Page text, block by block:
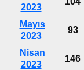
2023
Mayıs
2023
93
Nisan
2023
146